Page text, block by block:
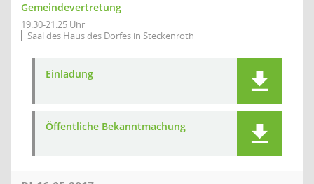
Gemeindevertretung
19:30-21:25 Uhr
Saal des Haus des Dorfes in Steckenroth
Einladung
Öffentliche Bekanntmachung